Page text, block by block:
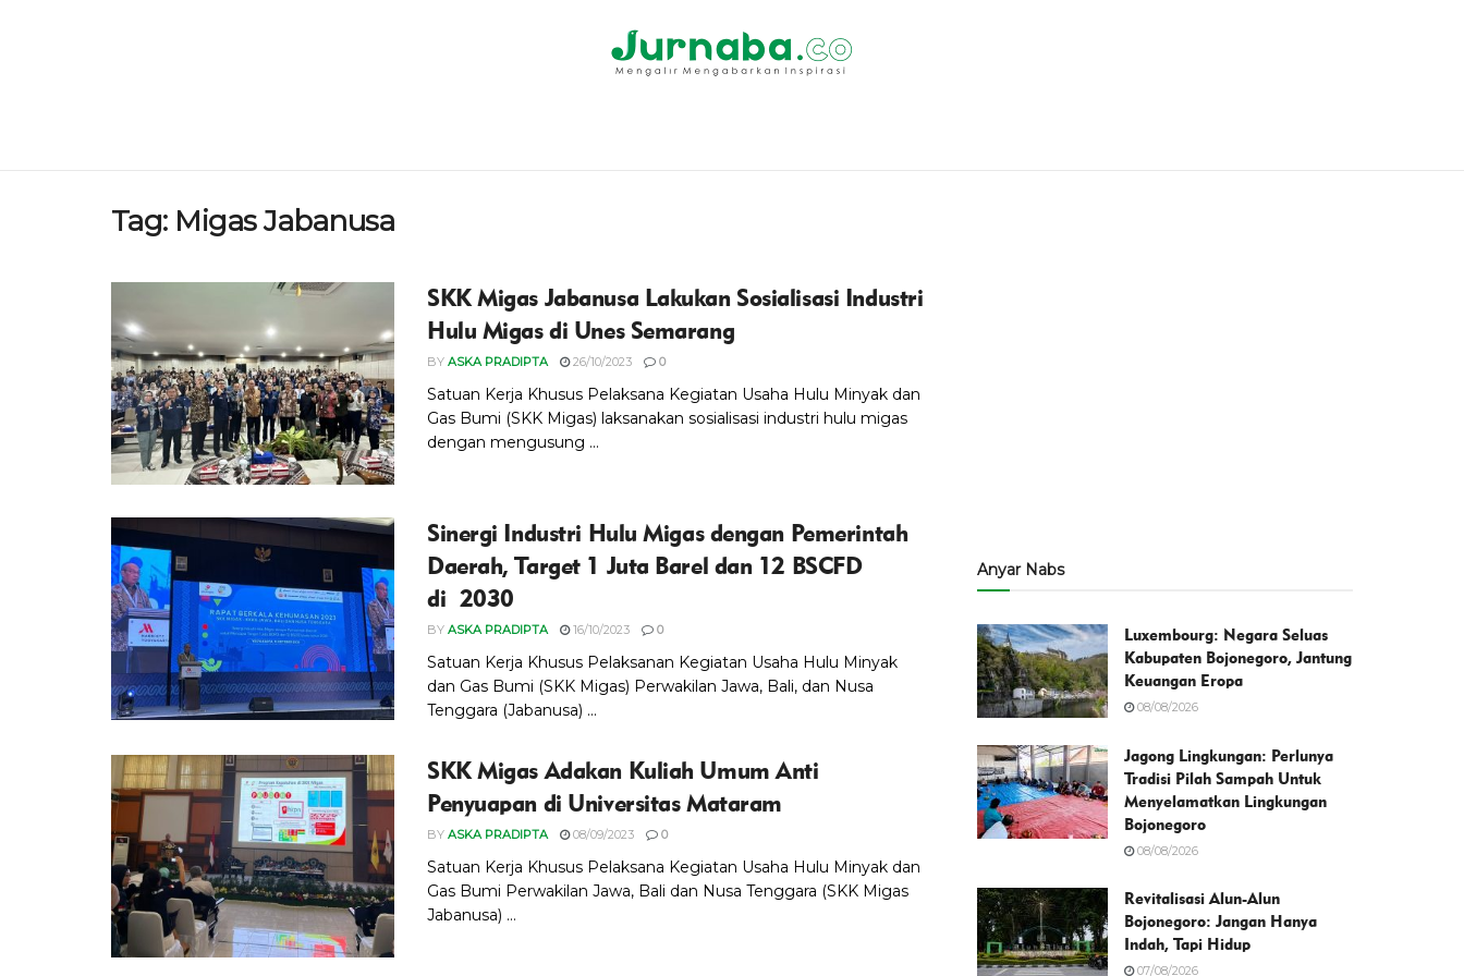
Tag: Migas Jabanusa
SKK Migas Jabanusa Lakukan Sosialisasi Industri
Hulu Migas di Unes Semarang
BY ASKA PRADIPTA 26/10/2023 0
Satuan Kerja Khusus Pelaksana Kegiatan Usaha Hulu Minyak dan
Gas Bumi (SKK Migas) laksanakan sosialisasi industri hulu migas
dengan mengusung ...
Sinergi Industri Hulu Migas dengan Pemerintah
Daerah, Target 1 Juta Barel dan 12 BSCFD
di 2030
BY ASKA PRADIPTA 16/10/2023 0
Satuan Kerja Khusus Pelaksanan Kegiatan Usaha Hulu Minyak
dan Gas Bumi (SKK Migas) Perwakilan Jawa, Bali, dan Nusa
Tenggara (Jabanusa) ...
SKK Migas Adakan Kuliah Umum Anti
Penyuapan di Universitas Mataram
BY ASKA PRADIPTA 08/09/2023 0
Satuan Kerja Khusus Pelaksana Kegiatan Usaha Hulu Minyak dan
Gas Bumi Perwakilan Jawa, Bali dan Nusa Tenggara (SKK Migas
Jabanusa) ...
Anyar Nabs
Luxembourg: Negara Seluas
Kabupaten Bojonegoro, Jantung
Keuangan Eropa
08/08/2026
Jagong Lingkungan: Perlunya
Tradisi Pilah Sampah Untuk
Menyelamatkan Lingkungan
Bojonegoro
08/08/2026
Revitalisasi Alun-Alun
Bojonegoro: Jangan Hanya
Indah, Tapi Hidup
07/08/2026